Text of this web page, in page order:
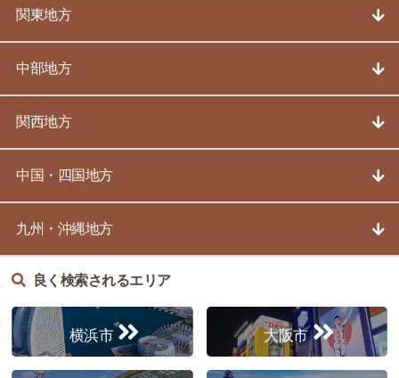
関東地方
中部地方
関西地方
中国・四国地方
九州・沖縄地方
良く検索されるエリア
横浜市 大阪市